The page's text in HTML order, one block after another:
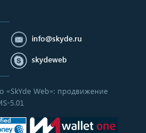
info@skyde.ru
skydeweb
«SkYde Web»: продвижение
5.01